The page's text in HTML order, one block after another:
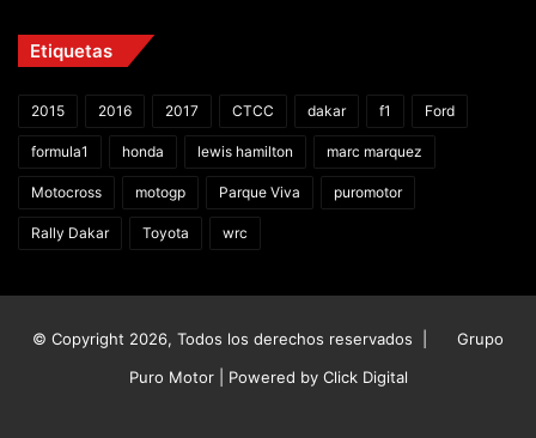
Etiquetas
2015 2016 2017 CTCC dakar f1 Ford
formula1 honda lewis hamilton marc marquez
Motocross motogp Parque Viva puromotor
Rally Dakar Toyota wrc
© Copyright 2026, Todos los derechos reservados |
Grupo
Puro Motor | Powered by Click Digital